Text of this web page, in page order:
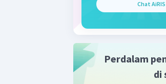
Level 8
Chat AiRIS
Perdalam
di